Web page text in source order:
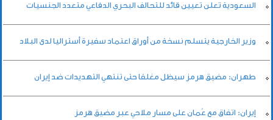
السعودية تعلن تعيين قائد للتحالف البحري الدفاعي متعدد الجنسيات
وزير الخارجية يتسلم نسخة من أوراق اعتماد سفيرة أستراليا لدى البلاد
طهران: مضيق هرمز سيظل مغلقا حتى تنتهي التهديدات ضد إيران
إيران: اتفاق مع عُمان على مسار ملاحي عبر مضيق هرمز